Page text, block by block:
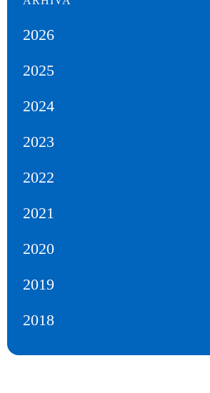
2026
2025
2024
2023
2022
2021
2020
2019
2018